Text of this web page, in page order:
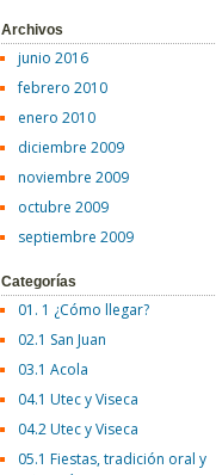
Archivos
junio 2016
febrero 2010
enero 2010
diciembre 2009
noviembre 2009
octubre 2009
septiembre 2009
Categorías
01. 1 ¿Cómo llegar?
02.1 San Juan
03.1 Acola
04.1 Utec y Viseca
04.2 Utec y Viseca
05.1 Fiestas, tradición oral y